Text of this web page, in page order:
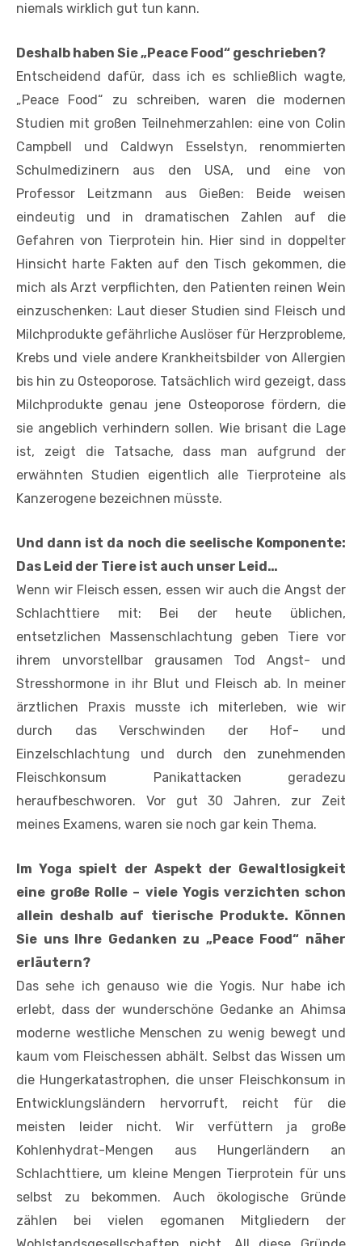
niemals wirklich gut tun kann.
Deshalb haben Sie „Peace Food“ geschrieben?
Entscheidend dafür, dass ich es schließlich wagte,
„Peace Food“ zu schreiben, waren die modernen
Studien mit großen Teilnehmerzahlen: eine von Colin
Campbell und Caldwyn Esselstyn, renommierten
Schulmedizinern aus den USA, und eine von
Professor Leitzmann aus Gießen: Beide weisen
eindeutig und in dramatischen Zahlen auf die
Gefahren von Tierprotein hin. Hier sind in doppelter
Hinsicht harte Fakten auf den Tisch gekommen, die
mich als Arzt verpflichten, den Patienten reinen Wein
einzuschenken: Laut dieser Studien sind Fleisch und
Milchprodukte gefährliche Auslöser für Herzprobleme,
Krebs und viele andere Krankheitsbilder von Allergien
bis hin zu Osteoporose. Tatsächlich wird gezeigt, dass
Milchprodukte genau jene Osteoporose fördern, die
sie angeblich verhindern sollen. Wie brisant die Lage
ist, zeigt die Tatsache, dass man aufgrund der
erwähnten Studien eigentlich alle Tierproteine als
Kanzerogene bezeichnen müsste.
Und dann ist da noch die seelische Komponente:
Das Leid der Tiere ist auch unser Leid…
Wenn wir Fleisch essen, essen wir auch die Angst der
Schlachttiere mit: Bei der heute üblichen,
entsetzlichen Massenschlachtung geben Tiere vor
ihrem unvorstellbar grausamen Tod Angst- und
Stresshormone in ihr Blut und Fleisch ab. In meiner
ärztlichen Praxis musste ich miterleben, wie wir
durch das Verschwinden der Hof- und
Einzelschlachtung und durch den zunehmenden
Fleischkonsum Panikattacken geradezu
heraufbeschworen. Vor gut 30 Jahren, zur Zeit
meines Examens, waren sie noch gar kein Thema.
Im Yoga spielt der Aspekt der Gewaltlosigkeit
eine große Rolle – viele Yogis verzichten schon
allein deshalb auf tierische Produkte. Können
Sie uns Ihre Gedanken zu „Peace Food“ näher
erläutern?
Das sehe ich genauso wie die Yogis. Nur habe ich
erlebt, dass der wunderschöne Gedanke an Ahimsa
moderne westliche Menschen zu wenig bewegt und
kaum vom Fleischessen abhält. Selbst das Wissen um
die Hungerkatastrophen, die unser Fleischkonsum in
Entwicklungsländern hervorruft, reicht für die
meisten leider nicht. Wir verfüttern ja große
Kohlenhydrat-Mengen aus Hungerländern an
Schlachttiere, um kleine Mengen Tierprotein für uns
selbst zu bekommen. Auch ökologische Gründe
zählen bei vielen egomanen Mitgliedern der